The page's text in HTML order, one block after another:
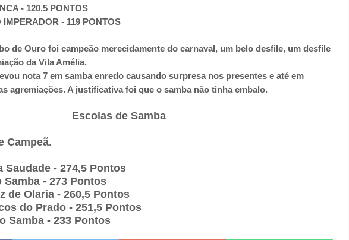
- 120,5 PONTOS
- 119 PONTOS
de Ouro foi campeão merecidamente do carnaval, um belo desfile, um desfile
da Vila Amélia.
nota 7 em samba enredo causando surpresa nos presentes e até em
agremiações. A justificativa foi que o samba não tinha embalo.
Escolas de Samba
Campeã.
Saudade - 274,5 Pontos
Samba - 273 Pontos
de Olaria - 260,5 Pontos
do Prado - 251,5 Pontos
Samba - 233 Pontos